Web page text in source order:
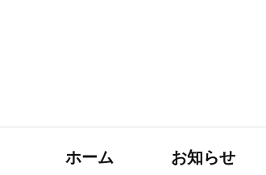
ホーム お知らせ